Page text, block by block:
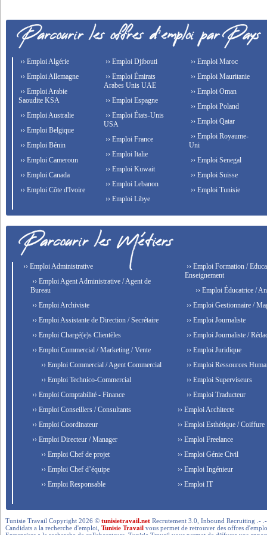
›› Emploi Algérie
›› Emploi Allemagne
›› Emploi Arabie
Saoudite KSA
›› Emploi Australie
›› Emploi Belgique
›› Emploi Bénin
›› Emploi Cameroun
›› Emploi Canada
›› Emploi Côte d'Ivoire
›› Emploi Djibouti
›› Emploi Émirats
Arabes Unis UAE
›› Emploi Espagne
›› Emploi États-Unis
USA
›› Emploi France
›› Emploi Italie
›› Emploi Kuwait
›› Emploi Lebanon
›› Emploi Libye
›› Emploi Maroc
›› Emploi Mauritanie
›› Emploi Oman
›› Emploi Poland
›› Emploi Qatar
›› Emploi Royaume-
Uni
›› Emploi Senegal
›› Emploi Suisse
›› Emploi Tunisie
›› Emploi Administrative
›› Emploi Agent Administrative / Agent de
Bureau
›› Emploi Archiviste
›› Emploi Assistante de Direction / Secrétaire
›› Emploi Chargé(e)s Clientèles
›› Emploi Commercial / Marketing / Vente
›› Emploi Commercial / Agent Commercial
›› Emploi Technico-Commercial
›› Emploi Comptabilité - Finance
›› Emploi Conseillers / Consultants
›› Emploi Coordinateur
›› Emploi Directeur / Manager
›› Emploi Chef de projet
›› Emploi Chef d’équipe
›› Emploi Responsable
›› Emploi Formation /
Enseignement
›› Emploi Éducatrice /
›› Emploi Gestionnaire /
›› Emploi Journaliste
›› Emploi Journaliste /
›› Emploi Juridique
›› Emploi Ressources
›› Emploi Superviseurs
›› Emploi Traducteur
›› Emploi Architecte
›› Emploi Esthétique / Coiffure
›› Emploi Freelance
›› Emploi Génie Civil
›› Emploi Ingénieur
›› Emploi IT
Tunisie Travail Copyright 2026 ©tunisietravail.net Recrutement 3.0, Inbound Recruiting .-
Candidats a la recherche d'emploi,Tunisie Travail vous permet de retrouver des offres